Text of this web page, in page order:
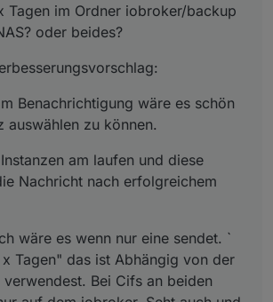
Tagen im Ordner iobroker/backup
oder beides?
Benachrichtigung wäre es schön
auswählen zu können.
am laufen und diese
Nachricht nach erfolgreichem
wäre es wenn nur eine sendet. `
Tagen" das ist Abhängig von der
Bei Cifs an beiden